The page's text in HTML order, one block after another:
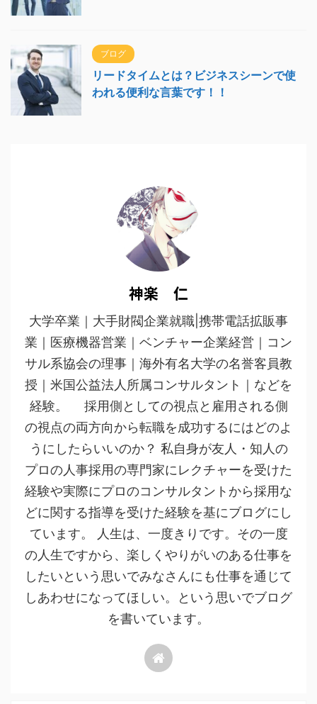
ブログ
リードタイムとは？ビジネスシーンで使
われる便利な言葉です！！
神楽 仁
大学卒業｜大手財閥企業就職|携帯電話拡販事
業｜医療機器営業｜ベンチャー企業経営｜コン
サル系協会の理事｜海外有名大学の名誉客員教
授｜米国公益法人所属コンサルタント｜などを
経験。 採用側としての視点と雇用される側
の視点の両方向から転職を成功するにはどのよ
うにしたらいいのか？ 私自身が友人・知人の
プロの人事採用の専門家にレクチャーを受けた
経験や実際にプロのコンサルタントから採用な
どに関する指導を受けた経験を基にブログにし
ています。 人生は、一度きりです。その一度
の人生ですから、楽しくやりがいのある仕事を
したいという思いでみなさんにも仕事を通じて
しあわせになってほしい。という思いでブログ
を書いています。